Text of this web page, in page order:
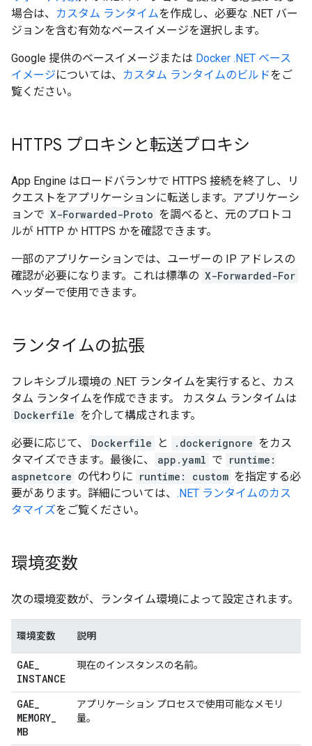
場合は、
カスタム ランタイムを作成し、必要な .NET バー
ジョンを含む有効なベースイメージを選択します。
Google 提供のベースイメージまたは Docker .NET ベース
イメージについては、 カスタム ランタイムのビルドをご
覧ください。
HTTPS プロキシと転送プロキシ
App Engine はロードバランサで HTTPS 接続を終了し、リ
クエストをアプリケーションに転送します。アプリケーシ
ョンで X-Forwarded-Proto を調べると、元のプロトコ
ルが HTTP か HTTPS かを確認できます。
一部のアプリケーションでは、ユーザーの IP アドレスの
確認が必要になります。これは標準の X-Forwarded-For
ヘッダーで使用できます。
ランタイムの拡張
フレキシブル環境の .NET ランタイムを実行すると、カス
タム ランタイムを作成できます。 カスタム ランタイムは
Dockerfile を介して構成されます。
必要に応じて、 Dockerfile と .dockerignore をカス
タマイズできます。最後に、
app.yaml で runtime:
aspnetcore の代わりに runtime: custom を指定する必
要があります。詳細については、 .NET ランタイムのカス
タマイズをご覧ください。
環境変数
次の環境変数が、ランタイム環境によって設定されます。
環境変数 説明
GAE_
INSTANCE
現在のインスタンスの名前。
GAE_
MEMORY_
MB
アプリケーション プロセスで使用可能なメモリ
量。